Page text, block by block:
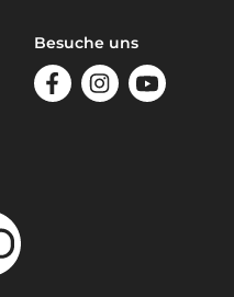
Besuche uns